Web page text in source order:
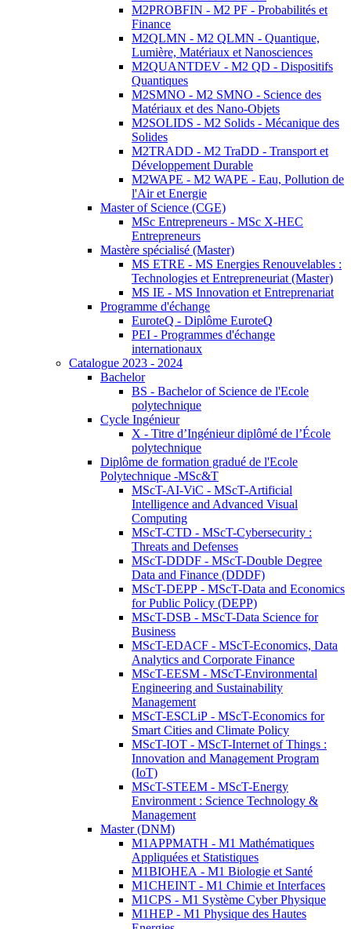
M2PROBFIN - M2 PF - Probabilités et
Finance
M2QLMN - M2 QLMN - Quantique,
Lumière, Matériaux et Nanosciences
M2QUANTDEV - M2 QD - Dispositifs
Quantiques
M2SMNO - M2 SMNO - Science des
Matériaux et des Nano-Objets
M2SOLIDS - M2 Solids - Mécanique des
Solides
M2TRADD - M2 TraDD - Transport et
Développement Durable
M2WAPE - M2 WAPE - Eau, Pollution de
l'Air et Energie
Master of Science (CGE)
MSc Entrepreneurs - MSc X-HEC
Entrepreneurs
Mastère spécialisé (Master)
MS ETRE - MS Energies Renouvelables :
Technologies et Entrepreneuriat (Master)
MS IE - MS Innovation et Entreprenariat
Programme d'échange
EuroteQ - Diplôme EuroteQ
PEI - Programmes d'échange
internationaux
Catalogue 2023 - 2024
Bachelor
BS - Bachelor of Science de l'Ecole
polytechnique
Cycle Ingénieur
X - Titre d’Ingénieur diplômé de l’École
polytechnique
Diplôme de formation gradué de l'Ecole
Polytechnique -MSc&T
MScT-AI-ViC - MScT-Artificial
Intelligence and Advanced Visual
Computing
MScT-CTD - MScT-Cybersecurity :
Threats and Defenses
MScT-DDDF - MScT-Double Degree
Data and Finance (DDDF)
MScT-DEPP - MScT-Data and Economics
for Public Policy (DEPP)
MScT-DSB - MScT-Data Science for
Business
MScT-EDACF - MScT-Economics, Data
Analytics and Corporate Finance
MScT-EESM - MScT-Environmental
Engineering and Sustainability
Management
MScT-ESCLiP - MScT-Economics for
Smart Cities and Climate Policy
MScT-IOT - MScT-Internet of Things :
Innovation and Management Program
(IoT)
MScT-STEEM - MScT-Energy
Environment : Science Technology &
Management
Master (DNM)
M1APPMATH - M1 Mathématiques
Appliquées et Statistiques
M1BIOHEA - M1 Biologie et Santé
M1CHEINT - M1 Chimie et Interfaces
M1CPS - M1 Système Cyber Physique
M1HEP - M1 Physique des Hautes